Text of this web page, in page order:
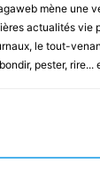
mène une
actualités vie
le tout-
pester, rire...